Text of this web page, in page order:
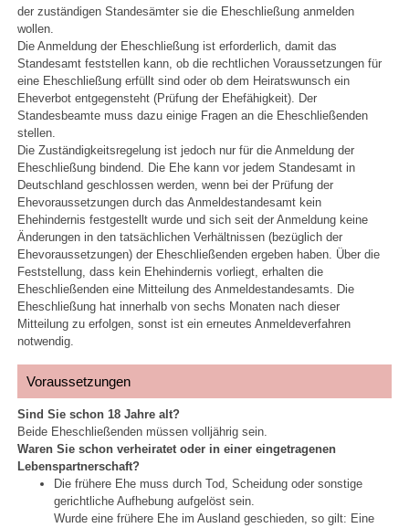
der zuständigen Standesämter sie die Eheschließung anmelden
wollen.
Die Anmeldung der Eheschließung ist erforderlich, damit das
Standesamt feststellen kann, ob die rechtlichen Voraussetzungen für
eine Eheschließung erfüllt sind oder ob dem Heiratswunsch ein
Eheverbot entgegensteht (Prüfung der Ehefähigkeit). Der
Standesbeamte muss dazu einige Fragen an die Eheschließenden
stellen.
Die Zuständigkeitsregelung ist jedoch nur für die Anmeldung der
Eheschließung bindend. Die Ehe kann vor jedem Standesamt in
Deutschland geschlossen werden, wenn bei der Prüfung der
Ehevoraussetzungen durch das Anmeldestandesamt kein
Ehehindernis festgestellt wurde und sich seit der Anmeldung keine
Änderungen in den tatsächlichen Verhältnissen (bezüglich der
Ehevoraussetzungen) der Eheschließenden ergeben haben. Über die
Feststellung, dass kein Ehehindernis vorliegt, erhalten die
Eheschließenden eine Mitteilung des Anmeldestandesamts. Die
Eheschließung hat innerhalb von sechs Monaten nach dieser
Mitteilung zu erfolgen, sonst ist ein erneutes Anmeldeverfahren
notwendig.
Voraussetzungen
Sind Sie schon 18 Jahre alt?
Beide Eheschließenden müssen volljährig sein.
Waren Sie schon verheiratet oder in einer eingetragenen
Lebenspartnerschaft?
Die frühere Ehe muss durch Tod, Scheidung oder sonstige
gerichtliche Aufhebung aufgelöst sein.
Wurde eine frühere Ehe im Ausland geschieden, so gilt: Eine